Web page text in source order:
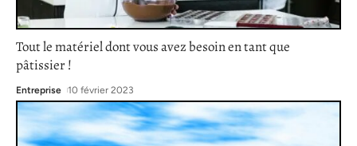
Tout le matériel dont vous avez besoin en tant que
pâtissier !
Entreprise 10 février 2023